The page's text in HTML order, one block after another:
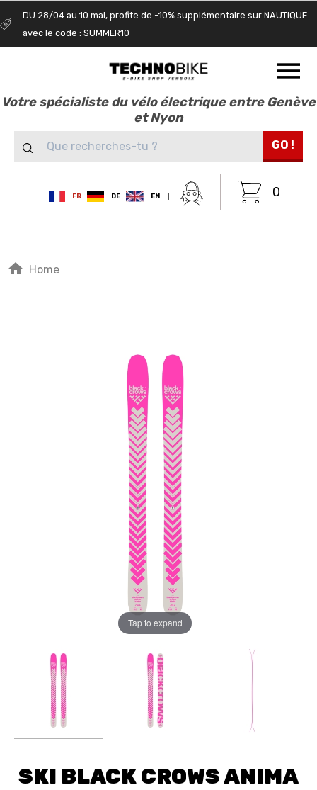
DU 28/04 au 10 mai, profite de -10% supplémentaire sur NAUTIQUE
avec le code : SUMMER10
Votre spécialiste du vélo électrique entre Genève
et Nyon
GO !
FR DE EN 0
home Home
Tap to expand
SKI BLACK CROWS ANIMA